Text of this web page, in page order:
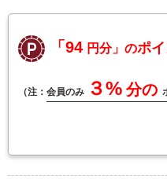
「94 円分」のポイ
（注： 会員のみ ３% 分の